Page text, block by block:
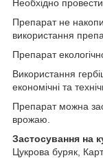
Необхідно
Препарат не
використання
Препарат
Використання
економічні та
Препарат можна
врожаю.
Застосування на
Цукрова буряк,